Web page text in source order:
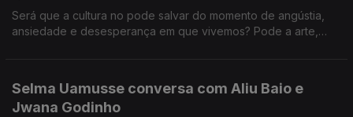
Será que a cultura no pode salvar do momento de angústia,
ansiedade e desesperança em que vivemos? Pode a arte,
Selma Uamusse conversa com Aliu Baio e
Jwana Godinho